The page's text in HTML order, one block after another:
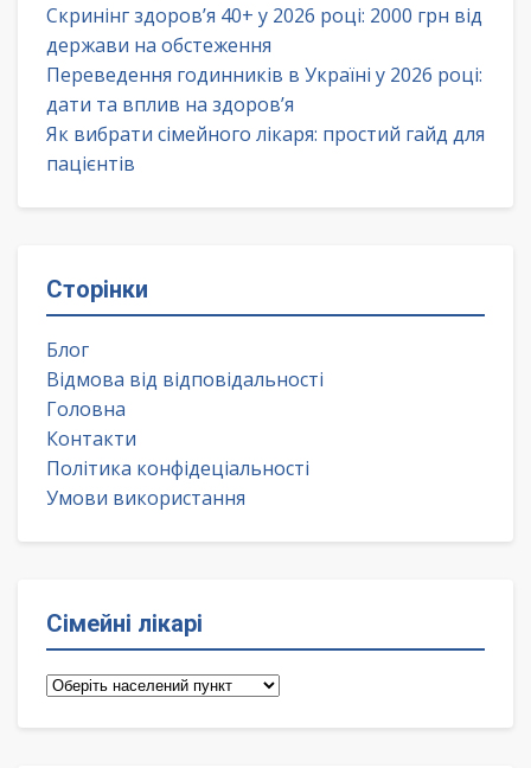
Скринінг здоров’я 40+ у 2026 році: 2000 грн від
держави на обстеження
Переведення годинників в Україні у 2026 році:
дати та вплив на здоров’я
Як вибрати сімейного лікаря: простий гайд для
пацієнтів
Сторінки
Блог
Відмова від відповідальності
Головна
Контакти
Політика конфідеціальності
Умови використання
Сімейні лікарі
Сімейні